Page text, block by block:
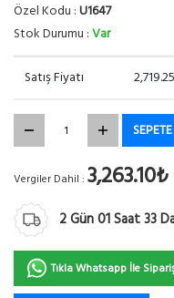
Özel Kodu :U1647
Stok Durumu :Var
Satış Fiyatı
Vergiler Dahil : 3,263.10₺
2Gün01Saat33
Tıkla Whatsapp İle